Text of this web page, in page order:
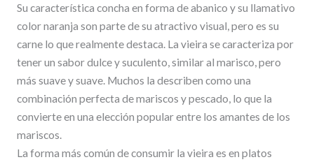
Su característica concha en forma de abanico y su llamativo
color naranja son parte de su atractivo visual, pero es su
carne lo que realmente destaca. La vieira se caracteriza por
tener un sabor dulce y suculento, similar al marisco, pero
más suave y suave. Muchos la describen como una
combinación perfecta de mariscos y pescado, lo que la
convierte en una elección popular entre los amantes de los
mariscos.
La forma más común de consumir la vieira es en platos